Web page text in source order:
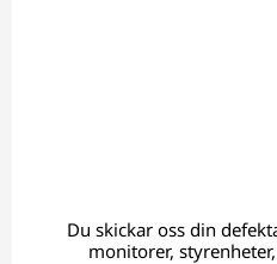
Du skickar oss din
monitorer,